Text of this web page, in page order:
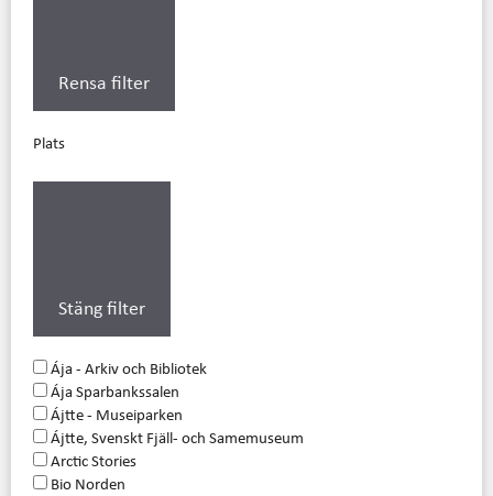
Rensa filter
Plats
Stäng filter
Ája - Arkiv och Bibliotek
Ája Sparbankssalen
Ájtte - Museiparken
Ájtte, Svenskt Fjäll- och Samemuseum
Arctic Stories
Bio Norden